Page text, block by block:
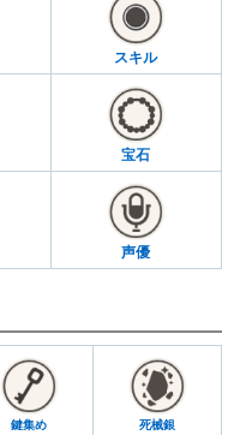
スキル
宝石
声優
鍵集め 死械銀